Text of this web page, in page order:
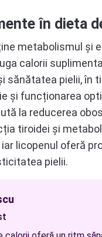
în dieta
metabolismul și
calorii
sănătatea pielii, în
și funcționarea
la reducerea
tiroidei și
licopenul oferă
pielii.